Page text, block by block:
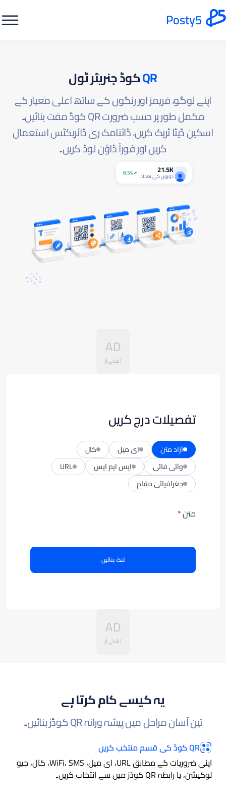
Posty5
QRکوڈ جنریٹر ٹول
اپنے لوگو، فریمز اور رنگوں کے ساتھ اعلیٰ معیار کے
مکمل طور پر حسبِ ضرورت QR کوڈ مفت بنائیں۔
اسکین ڈیٹا ٹریک کریں، ڈائنامک ری ڈائریکٹس استعمال
کریں اور فوراً ڈاؤن لوڈ کریں۔
21.5K
دوروں کی تعداد 8.5%
AD
اشتہار
تفصیلات درج کریں
آزاد متن ای میل
کال
وائی فائی
ایس ایم ایس
URL
جغرافیائی مقام
متن
لنک بنائیں
AD
اشتہار
یہ کیسے کام کرتا ہے
تین آسان مراحل میں پیشہ ورانہ QR کوڈز بنائیں۔
QR کوڈ کی قسم منتخب کریں
اپنی ضروریات کے مطابق URL، ای میل، WiFi، SMS، کال، جیو
لوکیشن، یا رابطہ QR کوڈز میں سے انتخاب کریں۔